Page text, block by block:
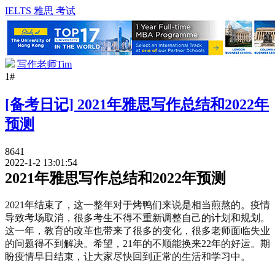
IELTS 雅思 考试
写作老师Tim
1#
[备考日记] 2021年雅思写作总结和2022年
预测
8641
2022-1-2 13:01:54
2021年雅思写作总结和2022年预测
2021年结束了，这一整年对于烤鸭们来说是相当煎熬的。疫情
导致考场取消，很多考生不得不重新调整自己的计划和规划。
这一年，教育的改革也带来了很多的变化，很多老师面临失业
的问题得不到解决。希望，21年的不顺能换来22年的好运。期
盼疫情早日结束，让大家尽快回到正常的生活和学习中。